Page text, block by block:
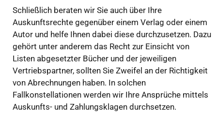
Schließlich beraten wir Sie auch über Ihre
Auskunftsrechte gegenüber einem Verlag oder einem
Autor und helfe Ihnen dabei diese durchzusetzen. Dazu
gehört unter anderem das Recht zur Einsicht von
Listen abgesetzter Bücher und der jeweiligen
Vertriebspartner, sollten Sie Zweifel an der Richtigkeit
von Abrechnungen haben. In solchen
Fallkonstellationen werden wir Ihre Ansprüche mittels
Auskunfts- und Zahlungsklagen durchsetzen.